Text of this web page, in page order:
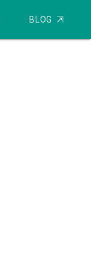
BLOG ⇱